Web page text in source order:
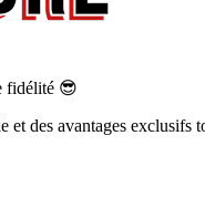
fidélité 😎
et des avantages exclusifs